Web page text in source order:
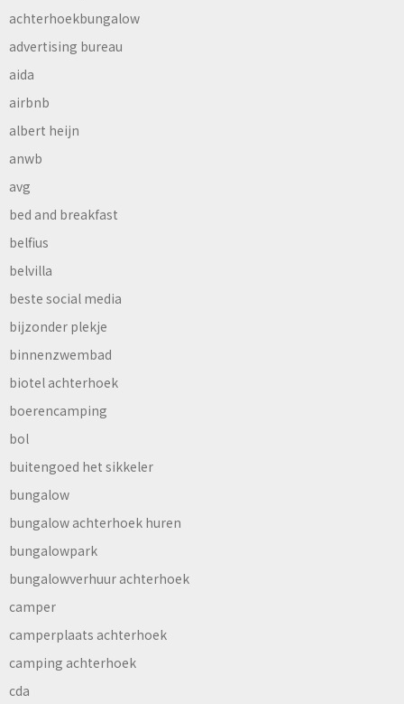
achterhoekbungalow
advertising bureau
aida
airbnb
albert heijn
anwb
avg
bed and breakfast
belfius
belvilla
beste social media
bijzonder plekje
binnenzwembad
biotel achterhoek
boerencamping
bol
buitengoed het sikkeler
bungalow
bungalow achterhoek huren
bungalowpark
bungalowverhuur achterhoek
camper
camperplaats achterhoek
camping achterhoek
cda